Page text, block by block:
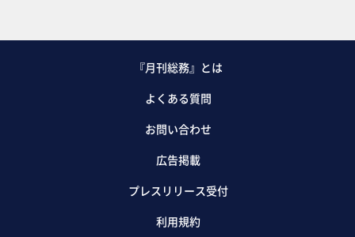
『月刊総務』とは
よくある質問
お問い合わせ
広告掲載
プレスリリース受付
利用規約